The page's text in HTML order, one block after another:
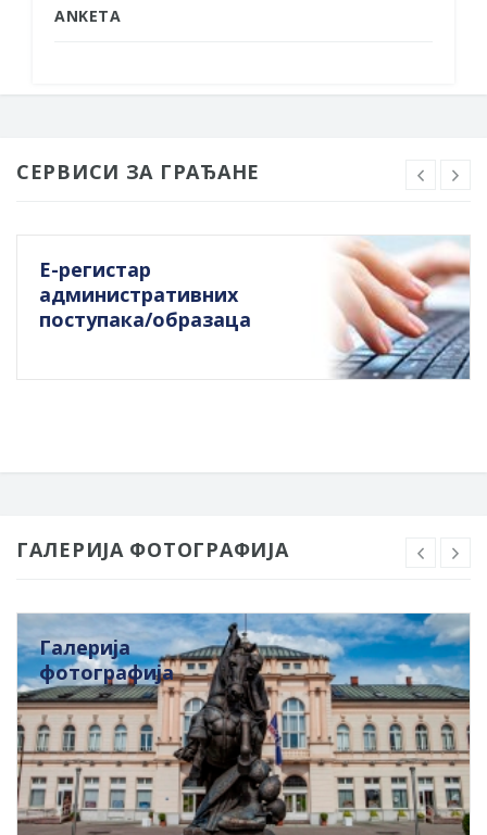
ANKETA
СЕРВИСИ ЗА ГРАЂАНЕ
Е-регистар
административних
поступака/образаца
ГАЛЕРИЈА ФОТОГРАФИЈА
Галерија
фотографија